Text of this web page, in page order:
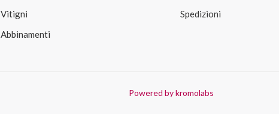
Vitigni
Abbinamenti
Spedizioni
Powered by kromolabs